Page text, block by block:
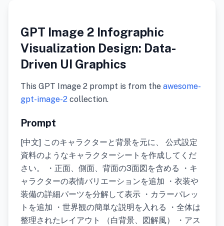
GPT Image 2 Infographic
Visualization Design: Data-
Driven UI Graphics
This GPT Image 2 prompt is from the awesome-
gpt-image-2 collection.
Prompt
[中文] このキャラクターと背景を元に、 公式設定
資料のようなキャラクターシートを作成してくだ
さい。 ・正面、側面、背面の3面図を含める ・キ
ャラクターの表情バリエーションを追加 ・衣装や
装備の詳細パーツを分解して表示 ・カラーパレッ
トを追加 ・世界観の簡単な説明を入れる ・全体は
整理されたレイアウト （白背景、図解風） ・アス